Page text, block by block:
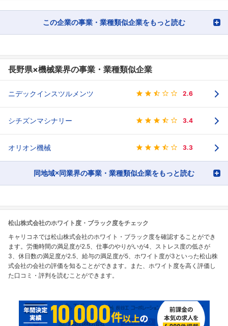
この企業の事業・業種類似企業をもっと読む
長野県×機械業界の事業・業種類似企業
ニデックインスツルメンツ 2.6
シチズンマシナリー 3.4
オリオン機械 3.3
同地域×同業界の事業・業種類似企業をもっと読む
松山株式会社のホワイト度・ブラック度をチェック
キャリコネでは松山株式会社のホワイト・ブラック度を確認することができ
ます。労働時間の満足度が2.5、仕事のやりがいが4、ストレス度の低さが
3、休日数の満足度が2.5、給与の満足度が5、ホワイト度が3といった松山株
式会社の会社の評価を知ることができます。また、ホワイト度を高く評価し
た口コミ・評判を読むことができます。